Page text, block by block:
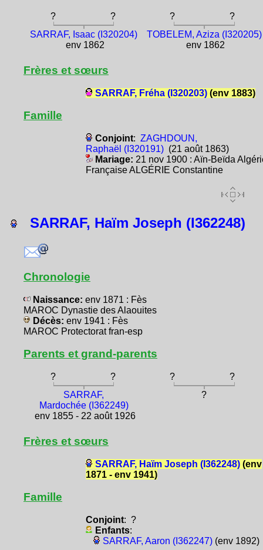
? ? ?
?
SARRAF, Isaac (I320204)
env 1862
TOBELEM, Aziza (I320205)
env 1862
Frères et sœurs
SARRAF, Fréha (I320203)(env 1883)
Famille
Conjoint: ZAGHDOUN,
Raphaël (I320191)(21 août 1863)
Mariage: 21 nov 1900 : Aïn-Beïda
Française ALGÉRIE Constantine
SARRAF, Haïm Joseph (I362248)
Chronologie
Naissance: env 1871 : Fès
MAROC Dynastie des Alaouites
Décès: env 1941 : Fès
MAROC Protectorat fran-esp
Parents et grand-parents
? ? ?
?
SARRAF,
Mardochée (I362249)
env 1855 - 22 août 1926
?
Frères et sœurs
SARRAF, Haïm Joseph (I362248)(env
1871 - env 1941)
Famille
Conjoint: ?
Enfants:
SARRAF, Aaron (I362247)(env 1892)